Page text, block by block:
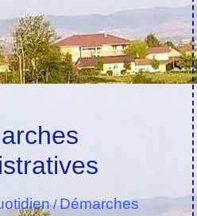
/Démarches